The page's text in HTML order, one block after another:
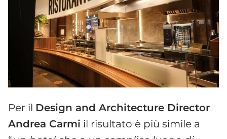
Per il Design and Architecture Director
Andrea Carmi il risultato è più simile a